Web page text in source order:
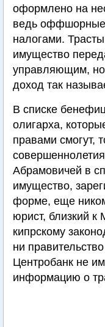
оформлено на
ведь оффшорные
налогами.
имущество
управляющим,
доход так
В списке
олигарха,
правами смогут,
Абрамовичей в
имущество,
форме, еще
юрист, близкий к
кипрскому
ни
Центробанк не
информацию о